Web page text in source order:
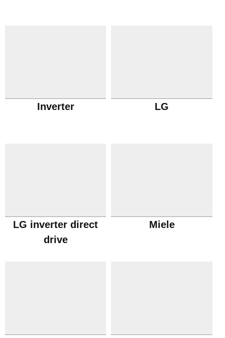
Inverter LG
LG inverter direct
drive
Miele